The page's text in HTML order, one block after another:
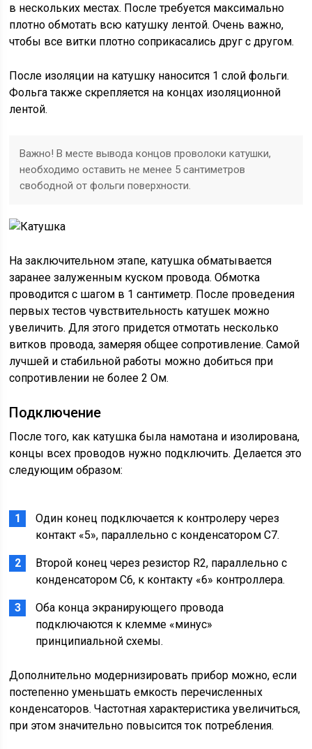
в нескольких местах. После требуется максимально
плотно обмотать всю катушку лентой. Очень важно,
чтобы все витки плотно соприкасались друг с другом.
После изоляции на катушку наносится 1 слой фольги.
Фольга также скрепляется на концах изоляционной
лентой.
Важно! В месте вывода концов проволоки катушки,
необходимо оставить не менее 5 сантиметров
свободной от фольги поверхности.
На заключительном этапе, катушка обматывается
заранее залуженным куском провода. Обмотка
проводится с шагом в 1 сантиметр. После проведения
первых тестов чувствительность катушек можно
увеличить. Для этого придется отмотать несколько
витков провода, замеряя общее сопротивление. Самой
лучшей и стабильной работы можно добиться при
сопротивлении не более 2 Ом.
Подключение
После того, как катушка была намотана и изолирована,
концы всех проводов нужно подключить. Делается это
следующим образом:
Один конец подключается к контролеру через
контакт «5», параллельно с конденсатором С7.
Второй конец через резистор R2, параллельно с
конденсатором С6, к контакту «6» контроллера.
Оба конца экранирующего провода
подключаются к клемме «минус»
принципиальной схемы.
Дополнительно модернизировать прибор можно, если
постепенно уменьшать емкость перечисленных
конденсаторов. Частотная характеристика увеличиться,
при этом значительно повысится ток потребления.